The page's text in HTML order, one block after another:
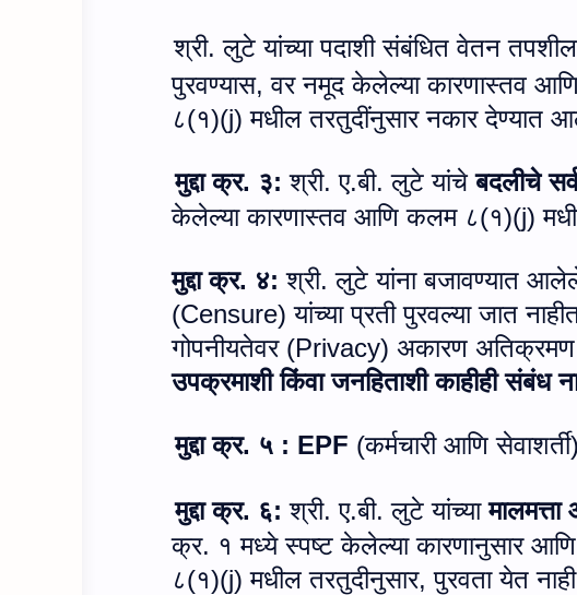
श्री. लुटे यांच्या पदाशी संबंधित वेतन तपशील
पुरवण्यास,वर नमूद केलेल्या कारणास्तव आणि
८(१)(j)मधील तरतुदींनुसार नकार देण्यात
मुद्दा क्र. ३: श्री. ए.बी. लुटे यांचेबदलीचे
केलेल्या कारणास्तव आणि कलम ८(१)(j)
मुद्दा क्र. ४: श्री. लुटे यांना बजावण्यात
(Censure)यांच्या प्रती पुरवल्या जात
गोपनीयतेवर (Privacy) अकारण
उपक्रमाशी किंवा जनहिताशी काहीही संबंध
मुद्दा क्र. ५ : EPF (कर्मचारी आणि
मुद्दा क्र. ६: श्री. ए.बी. लुटे यांच्यामालमत्ता
क्र. १ मध्ये स्पष्ट केलेल्या कारणानुसार आणि
८(१)(j)मधील तरतुदीनुसार,पुरवता येत